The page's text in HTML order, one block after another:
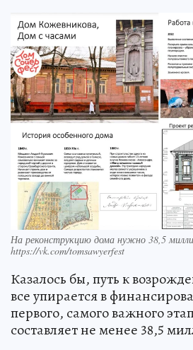
На реконструкцию дома нужно 38,5
https://vk.com/tomsawyerfest
Казалось бы, путь к
все упирается в
первого, самого важного
составляет не менее 38,5